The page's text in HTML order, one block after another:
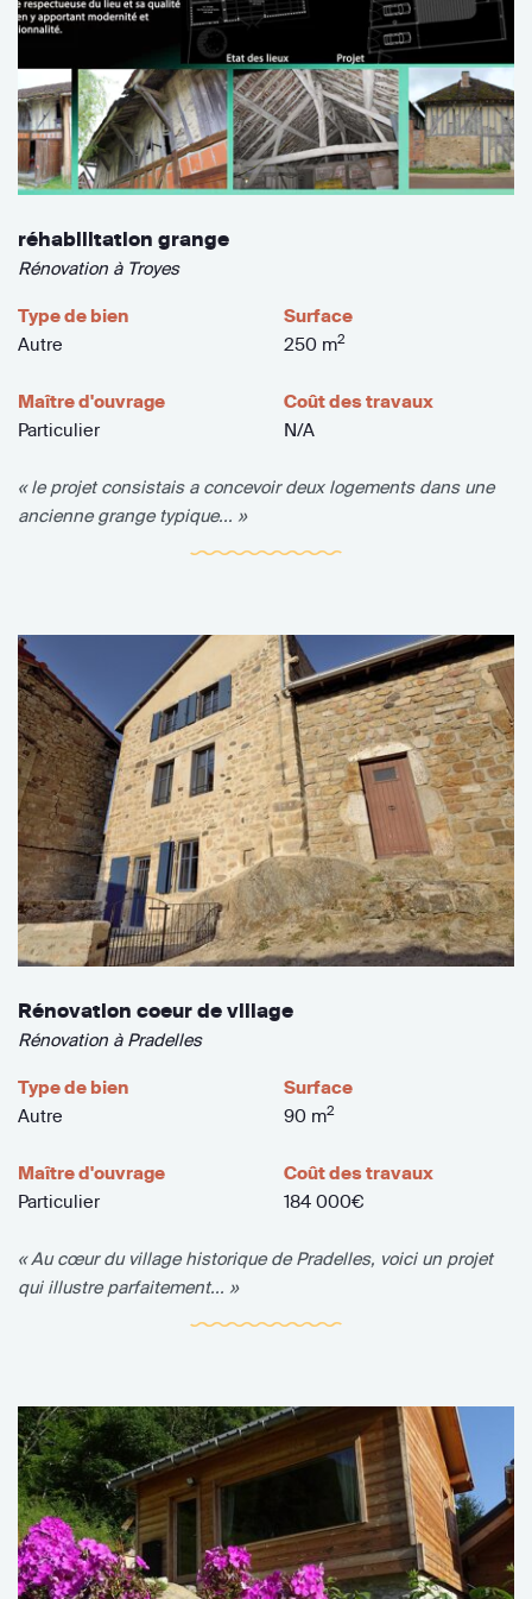
réhabilitation grange
Rénovation à Troyes
Type de bien
Autre
Surface
250 m2
Maître d'ouvrage
Particulier
Coût des travaux
N/A
« le projet consistais a concevoir deux logements dans une
ancienne grange typique... »
Rénovation coeur de village
Rénovation à Pradelles
Type de bien
Autre
Surface
90 m2
Maître d'ouvrage
Particulier
Coût des travaux
184 000€
« Au cœur du village historique de Pradelles, voici un projet
qui illustre parfaitement... »